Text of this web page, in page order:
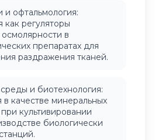
и офтальмология:
как регуляторы
в
препаратах для
раздражения тканей.
и биотехнология:
качестве минеральных
культивировании
биологически